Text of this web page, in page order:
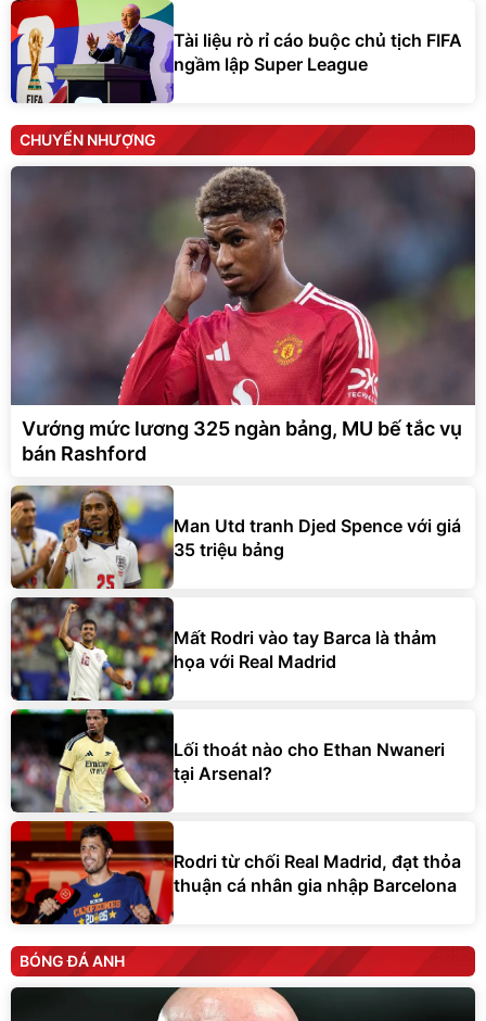
Tài liệu rò rỉ cáo buộc chủ tịch FIFA
ngầm lập Super League
CHUYỂN NHƯỢNG
Vướng mức lương 325 ngàn bảng, MU bế tắc vụ
bán Rashford
Man Utd tranh Djed Spence với giá
35 triệu bảng
Mất Rodri vào tay Barca là thảm
họa với Real Madrid
Lối thoát nào cho Ethan Nwaneri
tại Arsenal?
Rodri từ chối Real Madrid, đạt thỏa
thuận cá nhân gia nhập Barcelona
BÓNG ĐÁ ANH